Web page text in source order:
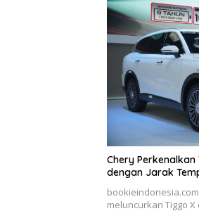
Chery Perkenalkan
dengan Jarak
meluncurkan Tiggo